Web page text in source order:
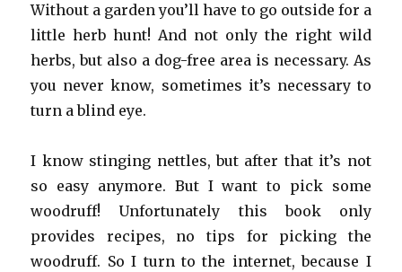
Without a garden you’ll have to go outside for a
little herb hunt! And not only the right wild
herbs, but also a dog-free area is necessary. As
you never know, sometimes it’s necessary to
turn a blind eye.
I know stinging nettles, but after that it’s not
so easy anymore. But I want to pick some
woodruff! Unfortunately this book only
provides recipes, no tips for picking the
woodruff. So I turn to the internet, because I